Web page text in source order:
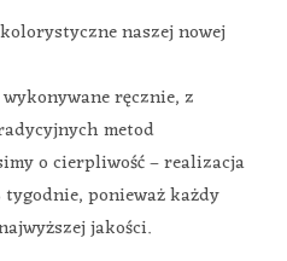
naszej nowej
ręcznie, z
metod
o cierpliwość – realizacja
ponieważ każdy
jakości.